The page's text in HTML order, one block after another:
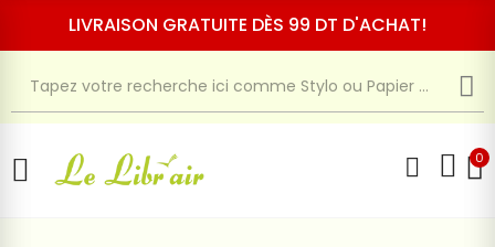
LIVRAISON GRATUITE DÈS 99 DT D'ACHAT!
0